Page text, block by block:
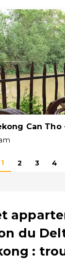
Can Tho
1 2 3 4
du
: